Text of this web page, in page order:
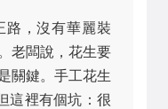
路，沒有華麗裝
老闆說，花生要
關鍵。手工花生
這裡有個坑：很